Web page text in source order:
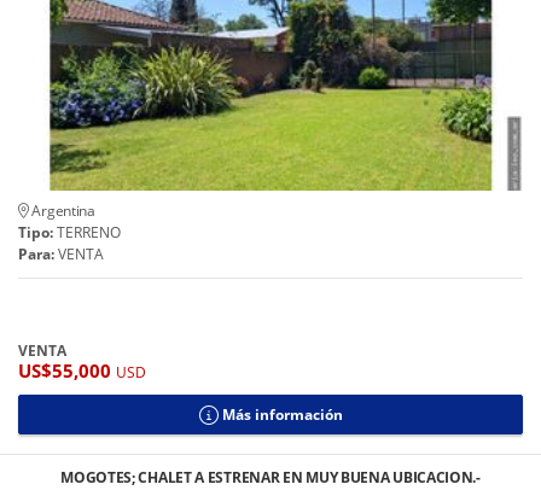
Argentina
Tipo:TERRENO
Para:VENTA
VENTA
US$55,000 USD
Más información
MOGOTES; CHALET A ESTRENAR EN MUY BUENA UBICACION.-